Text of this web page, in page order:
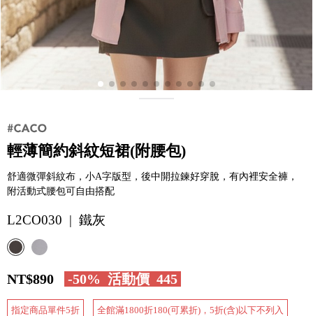
輕薄簡約斜紋短裙(附腰包)
舒適微彈斜紋布，小A字版型，後中開拉鍊好穿脫，有內裡安全褲，
附活動式腰包可自由搭配
L2CO030 | 鐵灰
NT$890 -50% 活動價 445
指定商品單件5折 全館滿1800折180(可累折)，5折(含)以下不列入